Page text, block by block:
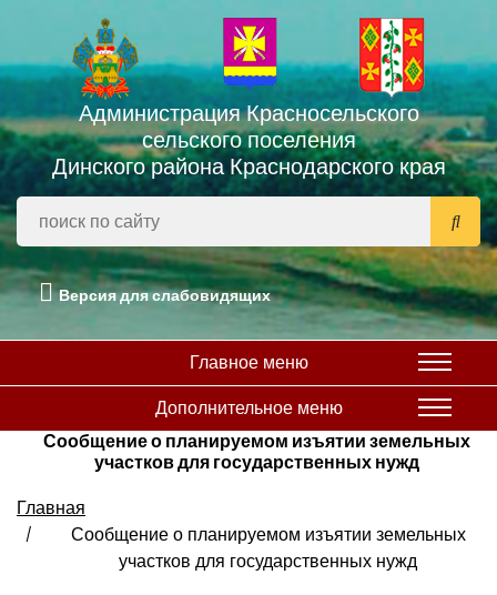
Администрация Красносельского
сельского поселения
Динского района Краснодарского края
Версия для слабовидящих
Главное меню
Дополнительное меню
Сообщение о планируемом изъятии земельных
участков для государственных нужд
Главная
Сообщение о планируемом изъятии земельных
участков для государственных нужд